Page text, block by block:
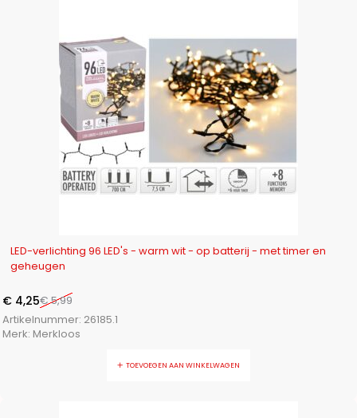
LED-verlichting 96 LED's - warm wit - op batterij - met timer en
geheugen
€5,99
€ 4,25
Artikelnummer: 26185.1
Merk: Merkloos
TOEVOEGEN AAN WINKELWAGEN